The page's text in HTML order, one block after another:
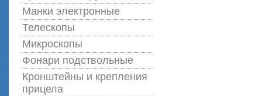
Манки электронные
Телескопы
Микроскопы
Фонари подствольные
Кронштейны и крепления
прицела